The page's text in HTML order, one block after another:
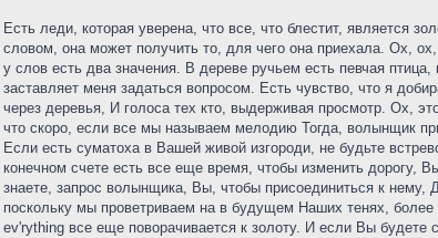
Есть леди, которая уверена, что все, что блестит, является
словом, она может получить то, для чего она приехала. Ох,
у слов есть два значения. В дереве ручьем есть певчая
заставляет меня задаться вопросом. Есть чувство, что я
через деревья, И голоса тех кто, выдерживая просмотр. Ох,
что скоро, если все мы называем мелодию Тогда, волынщик
Если есть суматоха в Вашей живой изгороди, не будьте
конечном счете есть все еще время, чтобы изменить дорогу,
знаете, запрос волынщика, Вы, чтобы присоединиться к
поскольку мы проветриваем на в будущем Наших тенях,
ev'rything все еще поворачивается к золоту. И если Вы